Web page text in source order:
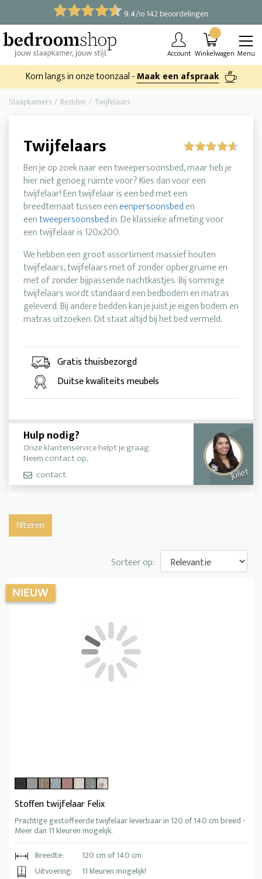
9.4/10 142 beoordelingen
Account Winkelwagen Menu
Kom langs in onze toonzaal -Maak een afspraak
Slaapkamers Bedden Twijfelaars
Twijfelaars
Ben je op zoek naar een tweepersoonsbed, maar heb je
hier niet genoeg ruimte voor? Kies dan voor een
twijfelaar! Een twijfelaar is een bed met een
breedtemaat tussen eeneenpersoonsbeden
eentweepersoonsbedin. De klassieke afmeting voor
een twijfelaar is 120x200.
We hebben een groot assortiment massief houten
twijfelaars, twijfelaars met of zonder opbergruime en
met of zonder bijpassende nachtkastjes. Bij sommige
twijfelaars wordt standaard een bedbodem en matras
geleverd. Bij andere bedden kan je juist je eigen bodem en
matras uitzoeken. Dit staat altijd bij het bed vermeld.
Gratis thuisbezorgd
Duitse kwaliteits meubels
Hulp nodig?
Onze klantenservice helpt je graag.
Neem contact op.
contact
Juliet
filteren
Sorteer op:
Stoffen twijfelaar Felix
Prachtige gestoffeerde twijfelaar leverbaar in 120 of 140 cm breed -
Meer dan 11 kleuren mogelijk.
Breedte:
120 cm of 140 cm
Uitvoering:
11 kleuren mogelijk!